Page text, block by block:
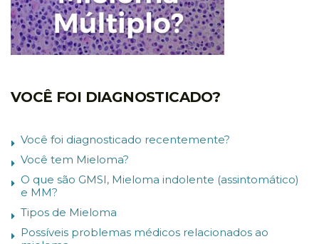
VOCÊ FOI DIAGNOSTICADO?
Você foi diagnosticado recentemente?
Você tem Mieloma?
O que são GMSI, Mieloma indolente (assintomático)
e MM?
Tipos de Mieloma
Possíveis problemas médicos relacionados ao